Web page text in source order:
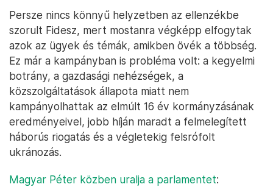
Persze nincs könnyű helyzetben az ellenzékbe
szorult Fidesz, mert mostanra végképp elfogytak
azok az ügyek és témák, amikben övék a többség.
Ez már a kampányban is probléma volt: a kegyelmi
botrány, a gazdasági nehézségek, a
közszolgáltatások állapota miatt nem
kampányolhattak az elmúlt 16 év kormányzásának
eredményeivel, jobb híján maradt a felmelegített
háborús riogatás és a végletekig felsrófolt
ukránozás.
Magyar Péter közben uralja a parlamentet: